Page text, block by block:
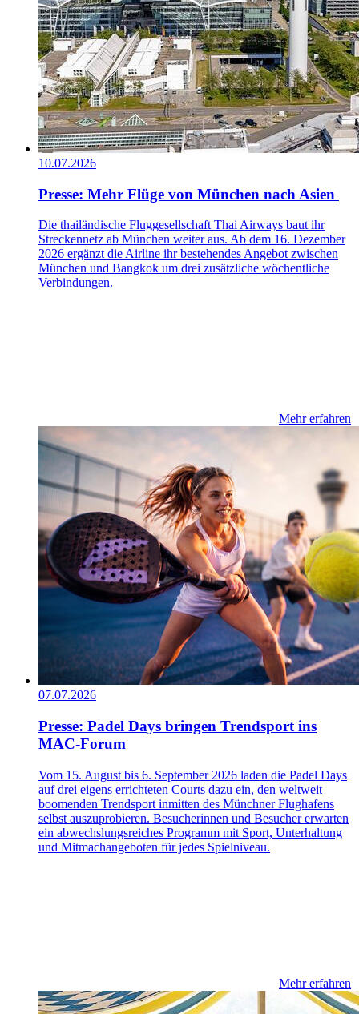
10.07.2026
Presse: Mehr Flüge von München nach Asien
Die thailändische Fluggesellschaft Thai Airways baut ihr
Streckennetz ab München weiter aus. Ab dem 16. Dezember
2026 ergänzt die Airline ihr bestehendes Angebot zwischen
München und Bangkok um drei zusätzliche wöchentliche
Verbindungen.
Mehr erfahren
07.07.2026
Presse: Padel Days bringen Trendsport ins
MAC-Forum
Vom 15. August bis 6. September 2026 laden die Padel Days
auf drei eigens errichteten Courts dazu ein, den weltweit
boomenden Trendsport inmitten des Münchner Flughafens
selbst auszuprobieren. Besucherinnen und Besucher erwarten
ein abwechslungsreiches Programm mit Sport, Unterhaltung
und Mitmachangeboten für jedes Spielniveau.
Mehr erfahren